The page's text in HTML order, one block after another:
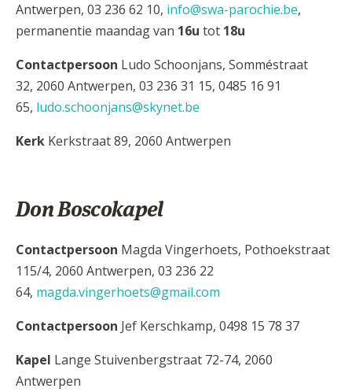
Antwerpen, 03 236 62 10, info@swa-parochie.be,
permanentie maandag van 16u tot 18u
Contactpersoon Ludo Schoonjans, Somméstraat
32, 2060 Antwerpen, 03 236 31 15, 0485 16 91
65, ludo.schoonjans@skynet.be
Kerk Kerkstraat 89, 2060 Antwerpen
Don Boscokapel
Contactpersoon Magda Vingerhoets, Pothoekstraat
115/4, 2060 Antwerpen, 03 236 22
64, magda.vingerhoets@gmail.com
Contactpersoon Jef Kerschkamp, 0498 15 78 37
Kapel Lange Stuivenbergstraat 72-74, 2060
Antwerpen